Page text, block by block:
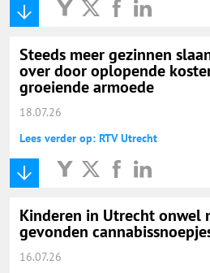
Steeds meer gezinnen
over door oplopende
groeiende armoede
18.07.26
Lees verder op: RTV Utrecht
Kinderen in Utrecht onwel
gevonden
16.07.26